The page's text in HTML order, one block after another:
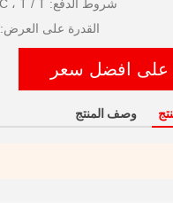
شروط الدفع: L / C ، T / T ، ويسترن يونيون
القدرة على العرض: 200 مجموعة / شهر
على افضل سعر
وصف المنتج